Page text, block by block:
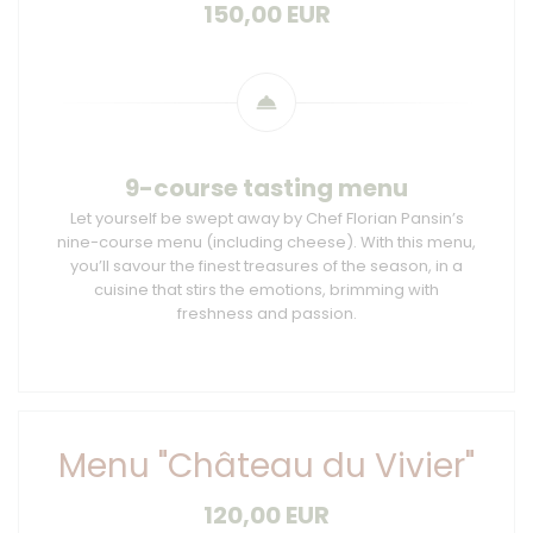
150,00 EUR
9-course tasting menu
Let yourself be swept away by Chef Florian Pansin’s
nine-course menu (including cheese). With this menu,
you’ll savour the finest treasures of the season, in a
cuisine that stirs the emotions, brimming with
freshness and passion.
Menu "Château du Vivier"
120,00 EUR